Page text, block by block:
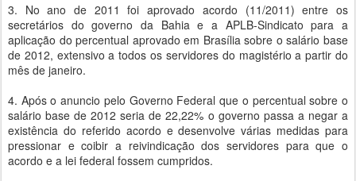
3. No ano de 2011 foi aprovado acordo (11/2011) entre os
secretários do governo da Bahia e a APLB-Sindicato para a
aplicação do percentual aprovado em Brasília sobre o salário base
de 2012, extensivo a todos os servidores do magistério a partir do
mês de janeiro.
4. Após o anuncio pelo Governo Federal que o percentual sobre o
salário base de 2012 seria de 22,22% o governo passa a negar a
existência do referido acordo e desenvolve várias medidas para
pressionar e coibir a reivindicação dos servidores para que o
acordo e a lei federal fossem cumpridos.